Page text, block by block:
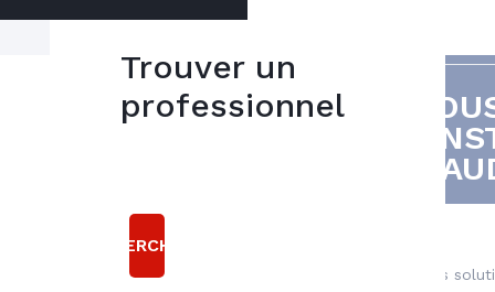
Veritable expert des
systèmes de chauffage
rénovation thermique.
Etude technique
Conseils sur la
Plusieurs
Trouver un
professionnel
RECHERCHER
5
Choisir
Axenergie